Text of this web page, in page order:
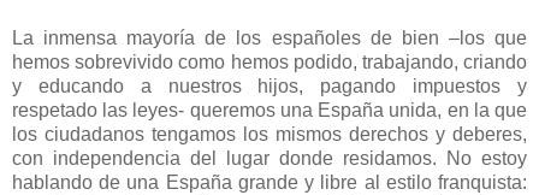
La inmensa mayoría de los españoles de bien –los que
hemos sobrevivido como hemos podido, trabajando, criando
y educando a nuestros hijos, pagando impuestos y
respetado las leyes- queremos una España unida, en la que
los ciudadanos tengamos los mismos derechos y deberes,
con independencia del lugar donde residamos. No estoy
hablando de una España grande y libre al estilo franquista: